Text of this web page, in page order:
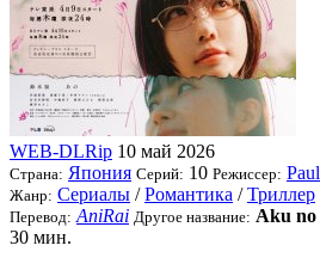
WEB-DLRip 10 май 2026
Страна: Япония Серий: 10 Режиссер:
Жанр: Сериалы /Романтика /Триллер
Перевод: AniRai Другое название: Aku no
30 мин.